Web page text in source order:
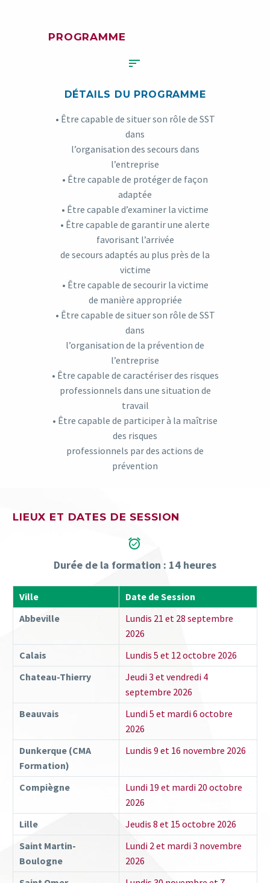
PROGRAMME


DÉTAILS DU PROGRAMME
• Être capable de situer son rôle de SST
dans
l’organisation des secours dans
l’entreprise
• Être capable de protéger de façon
adaptée
• Être capable d’examiner la victime
• Être capable de garantir une alerte
favorisant l’arrivée
de secours adaptés au plus près de la
victime
• Être capable de secourir la victime
de manière appropriée
• Être capable de situer son rôle de SST
dans
l’organisation de la prévention de
l’entreprise
• Être capable de caractériser des risques
professionnels dans une situation de
travail
• Être capable de participer à la maîtrise
des risques
professionnels par des actions de
prévention
LIEUX ET DATES DE SESSION


Durée de la formation : 14 heures
Ville
Date de Session
Abbeville
Lundis 21 et 28 septembre
2026
Calais
Lundis 5 et 12 octobre 2026
Chateau-Thierry
Jeudi 3 et vendredi 4
septembre 2026
Beauvais
Lundi 5 et mardi 6 octobre
2026
Dunkerque (CMA
Formation)
Lundis 9 et 16 novembre 2026
Compiègne
Lundi 19 et mardi 20 octobre
2026
Lille
Jeudis 8 et 15 octobre 2026
Saint Martin-
Boulogne
Lundi 2 et mardi 3 novembre
2026